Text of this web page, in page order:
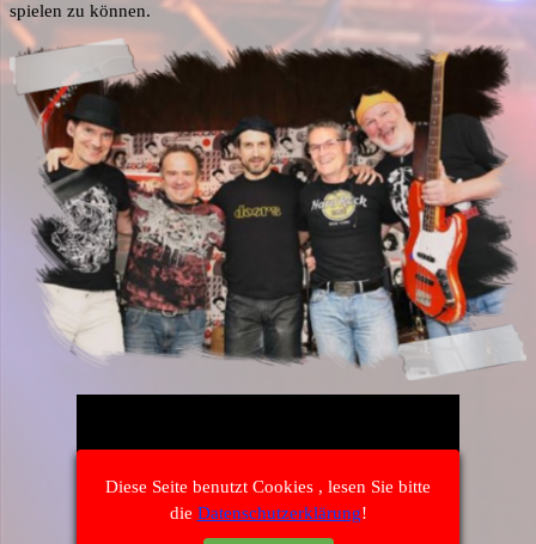
spielen zu können.
Diese Seite benutzt Cookies , lesen Sie bitte
die Datenschutzerklärung!